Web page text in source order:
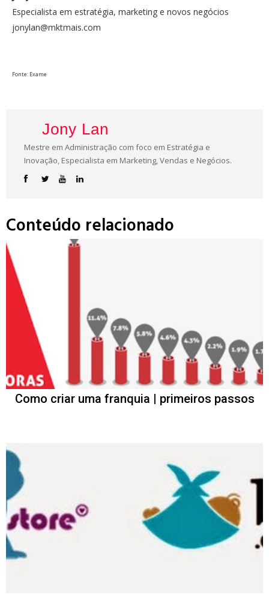
Especialista em estratégia, marketing e novos negócios
jonylan@mktmais.com
Fonte: Exame
Jony Lan
Mestre em Administração com foco em Estratégia e
Inovação, Especialista em Marketing, Vendas e Negócios.
Conteúdo relacionado
Como criar uma franquia | primeiros passos